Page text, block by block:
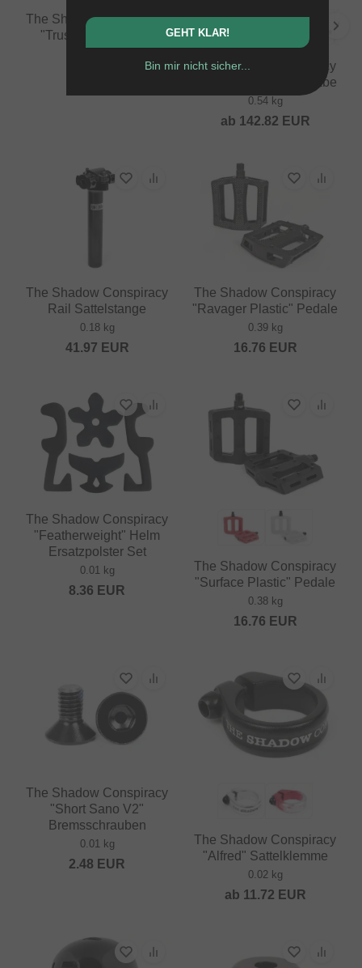
The Shadow Conspiracy
"Truss" Felgenband
The Shadow Conspiracy
"Symbol" Kassettennabe
0.54 kg
ab 142.82 EUR
The Shadow Conspiracy
Rail Sattelstange
0.18 kg
41.97 EUR
The Shadow Conspiracy
"Ravager Plastic" Pedale
0.39 kg
16.76 EUR
The Shadow Conspiracy
"Featherweight" Helm
Ersatzpolster Set
0.01 kg
8.36 EUR
The Shadow Conspiracy
"Surface Plastic" Pedale
0.38 kg
16.76 EUR
The Shadow Conspiracy
"Short Sano V2"
Bremsschrauben
0.01 kg
2.48 EUR
The Shadow Conspiracy
"Alfred" Sattelklemme
0.02 kg
ab 11.72 EUR
GEHT KLAR!
Bin mir nicht sicher...